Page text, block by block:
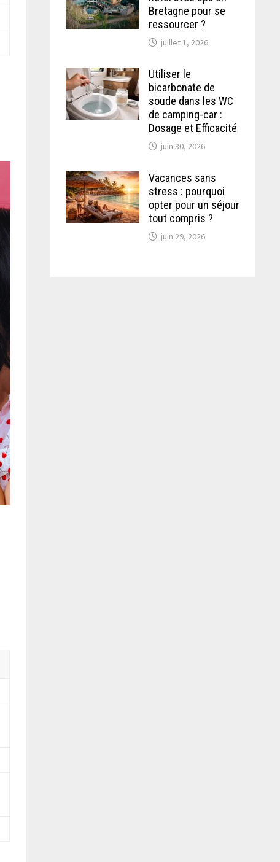
Bretagne pour se
ressourcer ?
juillet 1, 2026
Utiliser le
bicarbonate de
soude dans les WC
de camping-car :
Dosage et Efficacité
juin 30, 2026
Vacances sans
stress : pourquoi
opter pour un séjour
tout compris ?
juin 29, 2026